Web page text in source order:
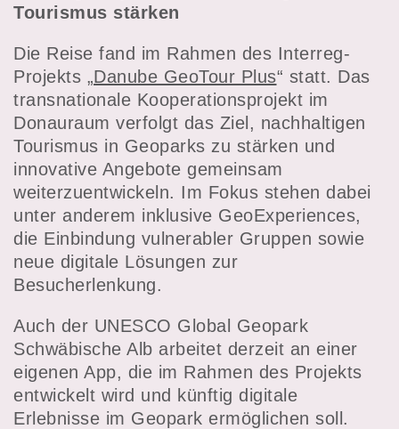
Tourismus stärken
Die Reise fand im Rahmen des Interreg-
Projekts „Danube GeoTour Plus“ statt. Das
transnationale Kooperationsprojekt im
Donauraum verfolgt das Ziel, nachhaltigen
Tourismus in Geoparks zu stärken und
innovative Angebote gemeinsam
weiterzuentwickeln. Im Fokus stehen dabei
unter anderem inklusive GeoExperiences,
die Einbindung vulnerabler Gruppen sowie
neue digitale Lösungen zur
Besucherlenkung.
Auch der UNESCO Global Geopark
Schwäbische Alb arbeitet derzeit an einer
eigenen App, die im Rahmen des Projekts
entwickelt wird und künftig digitale
Erlebnisse im Geopark ermöglichen soll.